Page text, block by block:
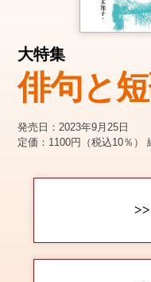
大特集
俳句と
発売日：2023年9月25日
定価：1100円（税込10％）